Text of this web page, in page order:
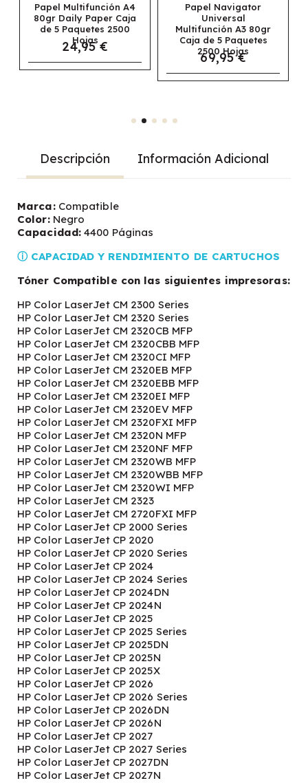
Papel Multifunción A4
80gr Daily Paper Caja
de 5 Paquetes 2500
Hojas
24,95 €
Papel Navigator
Universal
Multifunción A3 80gr
Caja de 5 Paquetes
2500 Hojas
69,95 €
Descripción Información Adicional
Marca:Compatible
Color:Negro
Capacidad: 4400 Páginas
ⓘ CAPACIDAD Y RENDIMIENTO DE CARTUCHOS
Tóner Compatible con las siguientes impresoras:
HP Color LaserJet CM 2300 Series
HP Color LaserJet CM 2320 Series
HP Color LaserJet CM 2320CB MFP
HP Color LaserJet CM 2320CBB MFP
HP Color LaserJet CM 2320CI MFP
HP Color LaserJet CM 2320EB MFP
HP Color LaserJet CM 2320EBB MFP
HP Color LaserJet CM 2320EI MFP
HP Color LaserJet CM 2320EV MFP
HP Color LaserJet CM 2320FXI MFP
HP Color LaserJet CM 2320N MFP
HP Color LaserJet CM 2320NF MFP
HP Color LaserJet CM 2320WB MFP
HP Color LaserJet CM 2320WBB MFP
HP Color LaserJet CM 2320WI MFP
HP Color LaserJet CM 2323
HP Color LaserJet CM 2720FXI MFP
HP Color LaserJet CP 2000 Series
HP Color LaserJet CP 2020
HP Color LaserJet CP 2020 Series
HP Color LaserJet CP 2024
HP Color LaserJet CP 2024 Series
HP Color LaserJet CP 2024DN
HP Color LaserJet CP 2024N
HP Color LaserJet CP 2025
HP Color LaserJet CP 2025 Series
HP Color LaserJet CP 2025DN
HP Color LaserJet CP 2025N
HP Color LaserJet CP 2025X
HP Color LaserJet CP 2026
HP Color LaserJet CP 2026 Series
HP Color LaserJet CP 2026DN
HP Color LaserJet CP 2026N
HP Color LaserJet CP 2027
HP Color LaserJet CP 2027 Series
HP Color LaserJet CP 2027DN
HP Color LaserJet CP 2027N